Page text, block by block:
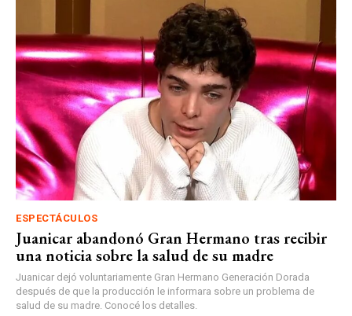
ESPECTÁCULOS
Juanicar abandonó Gran Hermano tras recibir
una noticia sobre la salud de su madre
Juanicar dejó voluntariamente Gran Hermano Generación Dorada
después de que la producción le informara sobre un problema de
salud de su madre. Conocé los detalles.